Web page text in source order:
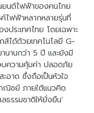
ยนต์ไฟฟ้าของคนไทย
ไฟฟ้าหลากหลายรุ่นที่
ระเทศไทย โดยเฉพาะ
ส์ได้ด้วยเทคโนโลยี G-
นานกว่า 5 ปี และยังมี
ความคุ้มค่า ปลอดภัย
อาด ซึ่งถือเป็นหัวใจ
ณิชย์ ภายใต้แนวคิด
ธรรมชาติให้ยั่งยืน’